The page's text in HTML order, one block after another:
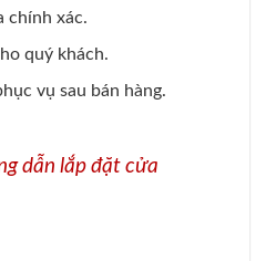
chính xác.
quý khách.
vụ sau bán hàng.
dẫn lắp đặt cửa